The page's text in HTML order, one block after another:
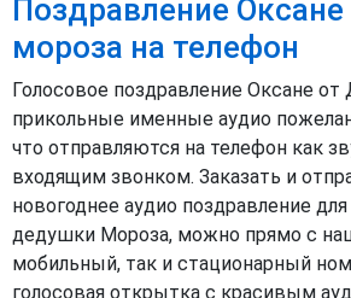
Поздравление
мороза на телефон
Голосовое поздравление Оксане
прикольные именные аудио
что отправляются на телефон как
входящим звонком. Заказать и
новогоднее аудио поздравление
дедушки Мороза, можно прямо с
мобильный, так и стационарный
голосовая открытка с красивым